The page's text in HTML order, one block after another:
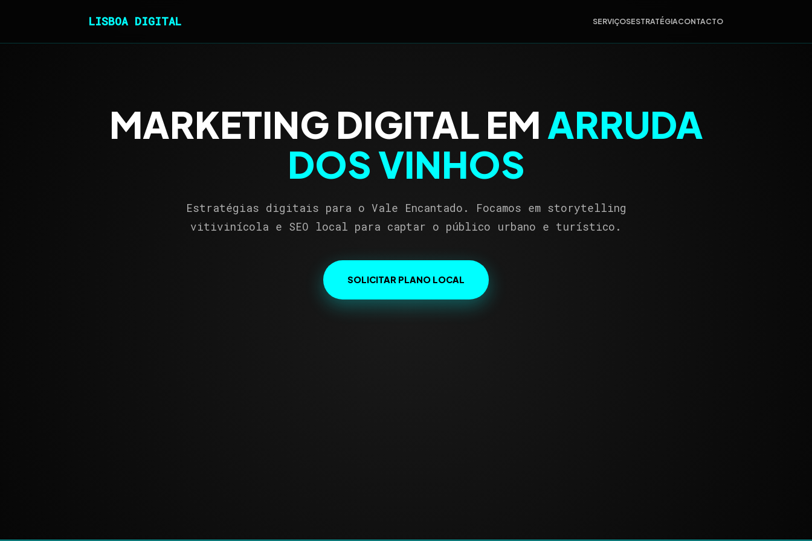
LISBOA DIGITAL SERVIÇOSESTRATÉGIACONTACTO
MARKETING DIGITAL EMARRUDA
DOS VINHOS
Estratégias digitais para o Vale Encantado. Focamos em storytelling
vitivinícola e SEO local para captar o público urbano e turístico.
SOLICITAR PLANO LOCAL